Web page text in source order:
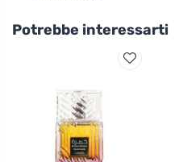
Potrebbe interessarti